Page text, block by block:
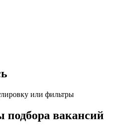
или фильтры
вакансий